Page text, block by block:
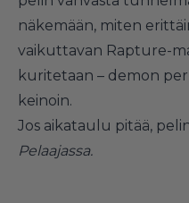
näkemään, miten
vaikuttavan Rapture-
kuritetaan – demon
keinoin.
Jos aikataulu pitää,
Pelaajassa.